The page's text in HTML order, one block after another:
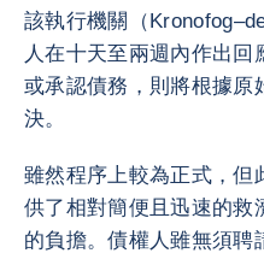
該執行機關（
人在十天至兩週內作出回
或承認債務，則將根據原
決。
雖然程序上較為正式，但
供了相對簡便且迅速的救
的負擔。債權人雖無須聘